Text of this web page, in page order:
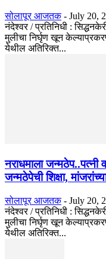
सोलापूर आजतक - July 20,
नंदेश्वर / प्रतिनिधी :
मुलीचा निर्घृण खून
येथील अतिरिक्त...
नराधमाला
जन्मठेपेची शिक्षा,
सोलापूर आजतक - July 20,
नंदेश्वर / प्रतिनिधी :
मुलीचा निर्घृण खून
येथील अतिरिक्त...